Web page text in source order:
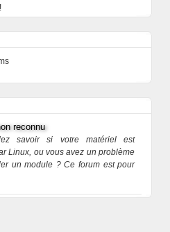
reconnu
savoir si votre matériel est
Linux, ou vous avez un problème
un module ? Ce forum est pour